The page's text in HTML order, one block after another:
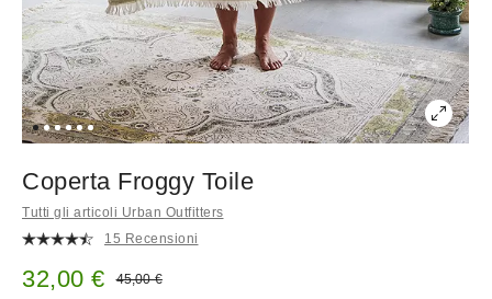
Coperta Froggy Toile
Tutti gli articoli Urban Outfitters
15 Recensioni
Prezzo di vendita:
32,00 € Prezzo originale:
45,00 €